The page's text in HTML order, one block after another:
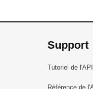
Support
Tutoriel de l'API
Référence de